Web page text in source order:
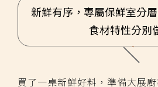
新鮮有序，專屬保鮮室分
食材特性分別
買了一桌新鮮好料，準備大展廚